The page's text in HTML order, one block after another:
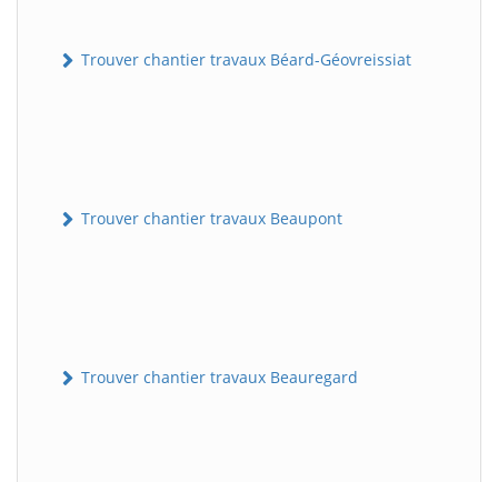
Trouver chantier travaux Béard-Géovreissiat
Trouver chantier travaux Beaupont
Trouver chantier travaux Beauregard